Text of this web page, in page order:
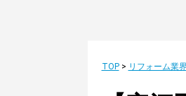
TOP> リフォーム業